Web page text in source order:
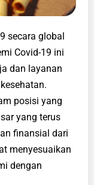
secara global
Covid-19 ini
dan layanan
posisi yang
yang terus
finansial dari
menyesuaikan
dengan